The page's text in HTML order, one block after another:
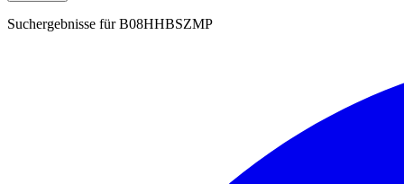
Suchergebnisse fürB08HHBSZMP